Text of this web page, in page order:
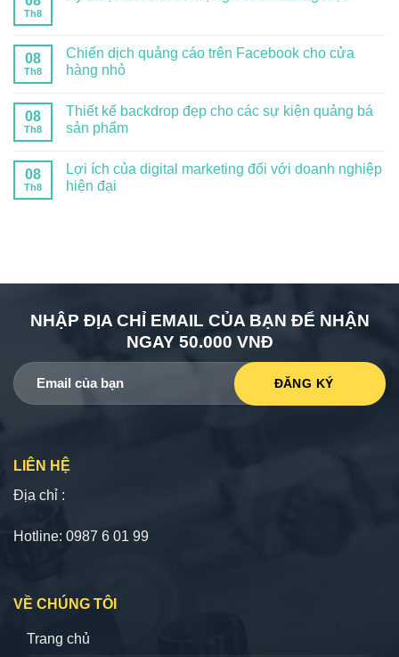
Th8
08
Th8
Chiến dịch quảng cáo trên Facebook cho cửa
hàng nhỏ
08
Th8
Thiết kế backdrop đẹp cho các sự kiện quảng bá
sản phẩm
08
Th8
Lợi ích của digital marketing đối với doanh nghiệp
hiện đại
NHẬP ĐỊA CHỈ EMAIL CỦA BẠN ĐỂ NHẬN
NGAY 50.000 VNĐ
LIÊN HỆ
Địa chỉ :
Hotline: 0987 6 01 99
VỀ CHÚNG TÔI
Trang chủ